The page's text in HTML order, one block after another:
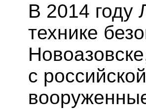
В 2014 году
технике
с